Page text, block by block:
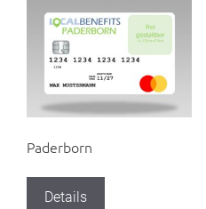
Paderborn
Details